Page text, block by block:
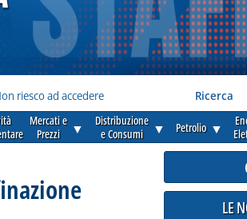
riesco ad accedere Ricerca
Mercati e
Prezzi
▼
Distribuzione
e Consumi
▼ Petrolio ▼
LE